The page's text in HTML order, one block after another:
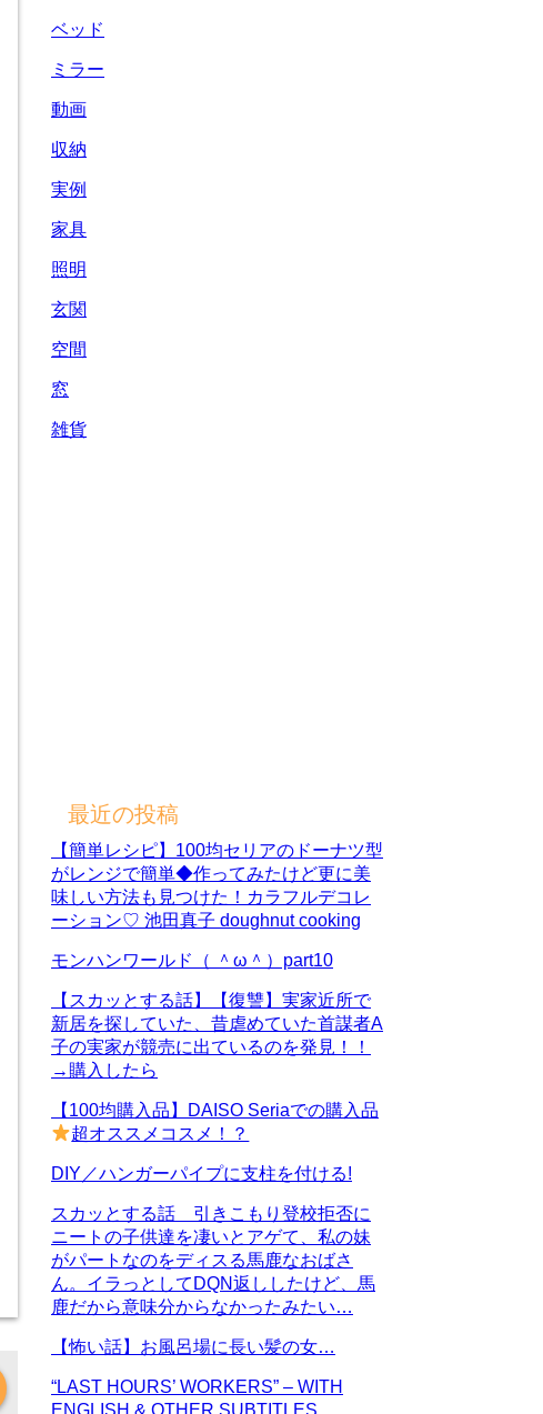
ベッド
ミラー
動画
収納
実例
家具
照明
玄関
空間
窓
雑貨
最近の投稿
【簡単レシピ】100均セリアのドーナツ型
がレンジで簡単◆作ってみたけど更に美
味しい方法も見つけた！カラフルデコレ
ーション♡ 池田真子 doughnut cooking
モンハンワールド（ ＾ω＾）part10
【スカッとする話】【復讐】実家近所で
新居を探していた、昔虐めていた首謀者A
子の実家が競売に出ているのを発見！！
→購入したら
【100均購入品】DAISO Seriaでの購入品
超オススメコスメ！？
DIY／ハンガーパイプに支柱を付ける!
スカッとする話 引きこもり登校拒否に
ニートの子供達を凄いとアゲて、私の妹
がパートなのをディスる馬鹿なおばさ
ん。イラっとしてDQN返ししたけど、馬
鹿だから意味分からなかったみたい…
【怖い話】お風呂場に長い髪の女…
“LAST HOURS’ WORKERS” – WITH
ENGLISH & OTHER SUBTITLES